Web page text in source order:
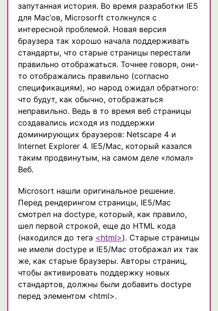
запутанная история. Во время разработки IE5
для Mac’ов, Microsorft столкнулся с
интересной проблемой. Новая версия
браузера так хорошо начала поддерживать
стандарты, что старые страницы перестали
правильно отображаться. Точнее говоря, они-
то отображались правильно (согласно
спецификациям), но народ ожидал обратного:
что будут, как обычно, отображаться
неправильно. Ведь в то время веб страницы
создавались исходя из поддержки
доминирующих браузеров: Netscape 4 и
Internet Explorer 4. IE5/Mac, который казался
таким продвинутым, на самом деле «ломал»
Веб.
Microsort нашли оригинальное решение.
Перед рендерингом страницы, IE5/Mac
смотрел на doctype, который, как правило,
шел первой строкой, еще до HTML кода
(находился до тега <html>). Старые страницы
не имели doctype и IE5/Mac отображал их так
же, как старые браузеры. Авторы страниц,
чтобы активировать поддержку новых
стандартов, должны были добавить doctype
перед элементом <html>.